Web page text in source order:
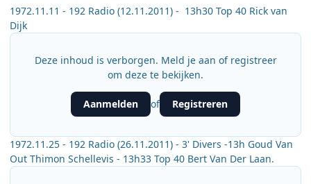
1972.11.11 - 192 Radio (12.11.2011) - 13h30 Top 40 Rick van
Dijk
Deze inhoud is verborgen. Meld je aan of registreer
om deze te bekijken.
Aanmelden of Registreren
1972.11.25 - 192 Radio (26.11.2011) - 3' Divers -13h Goud Van
Out Thimon Schellevis - 13h33 Top 40 Bert Van Der Laan.